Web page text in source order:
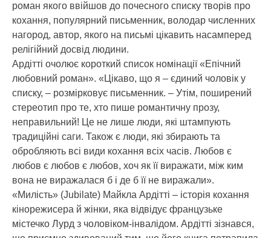
роман якого ввійшов до почесного списку творів про
кохання, популярний письменник, володар численних
нагород, автор, якого на письмі цікавить насамперед
релігійний досвід людини.
Ардітті очолює короткий список номінації «Епічний
любовний роман». «Цікаво, що я – єдиний чоловік у
списку, – розмірковує письменник. – Утім, поширений
стереотип про те, хто пише романтичну прозу,
неправильний! Це не лише люди, які штампують
традиційні саги. Також є люди, які збирають та
обробляють всі види кохання всіх часів. Любов є
любов є любов є любов, хоч як її виражати, між ким
вона не виражалася б і де б її не виражали».
«Милість» (Jubilate) Майкла Ардітті – історія кохання
кінорежисера й жінки, яка відвідує французьке
містечко Лурд з чоловіком-інвалідом. Ардітті зізнався,